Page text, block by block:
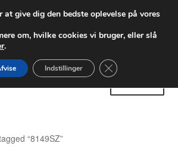
fra 55 kr.
forsendelse
02
“8149SZ”
give dig den bedste oplevelse på vores
om, hvilke cookies vi bruger, eller slå
.
Indstillinger Close GDPR